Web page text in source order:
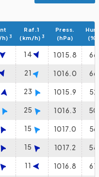
h) 3
Raf.1
(km/h) 3
Press.
(hPa)
(%)
14 1015.8 66
21 1016.0 66
23 1015.9 52
25 1016.3 50
15 1017.0 56
15 1017.2 58
11 1016.8 67